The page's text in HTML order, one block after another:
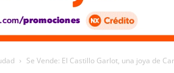
Se Vende: El Castillo Garlot, una joya de